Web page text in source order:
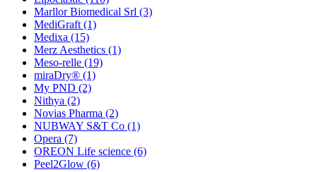
Marllor Biomedical Srl (3)
MediGraft (1)
Medixa (15)
Merz Aesthetics (1)
Meso-relle (19)
miraDry® (1)
My PND (2)
Nithya (2)
Novias Pharma (2)
NUBWAY S&T Co (1)
Opera (7)
OREON Life science (6)
Peel2Glow (6)